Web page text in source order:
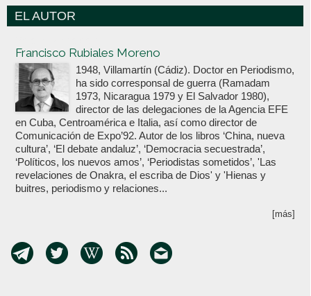
EL AUTOR
Francisco Rubiales Moreno
1948, Villamartín (Cádiz). Doctor en Periodismo,
ha sido corresponsal de guerra (Ramadam
1973, Nicaragua 1979 y El Salvador 1980),
director de las delegaciones de la Agencia EFE
en Cuba, Centroamérica e Italia, así como director de
Comunicación de Expo’92. Autor de los libros ‘China, nueva
cultura’, ‘El debate andaluz’, ‘Democracia secuestrada’,
‘Políticos, los nuevos amos’, ‘Periodistas sometidos’, 'Las
revelaciones de Onakra, el escriba de Dios' y 'Hienas y
buitres, periodismo y relaciones...
[más]